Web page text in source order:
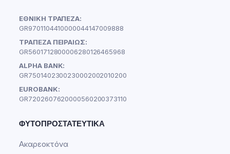
ΕΘΝΙΚΗ ΤΡΑΠΕΖΑ:
GR9701104410000044147009888
ΤΡΑΠΕΖΑ ΠΕΙΡΑΙΩΣ:
GR5601712800006280126465968
ALPHA BANK:
GR7501402300230002002010200
EUROBANK:
GR7202607620000560200373110
ΦΥΤΟΠΡΟΣΤΑΤΕΥΤΙΚΆ
Ακαρεοκτόνα